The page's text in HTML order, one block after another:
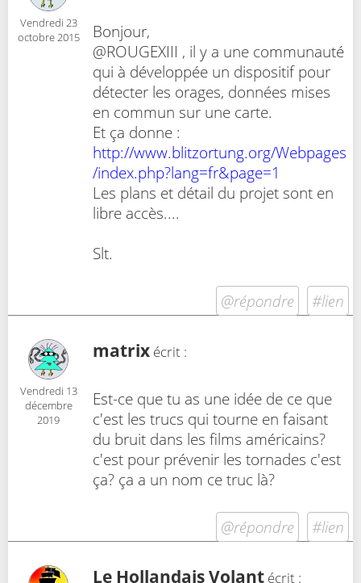
Vendredi 23
octobre 2015
Bonjour,
@ROUGEXIII , il y a une communauté
qui à développée un dispositif pour
détecter les orages, données mises
en commun sur une carte.
Et ça donne :
http://www.blitzortung.org/Webpages
/index.php?lang=fr&page=1
Les plans et détail du projet sont en
libre accès....
Slt.
@répondre #lien
Vendredi 13
décembre
2019
matrix écrit :
Est-ce que tu as une idée de ce que
c'est les trucs qui tourne en faisant
du bruit dans les films américains?
c'est pour prévenir les tornades c'est
ça? ça a un nom ce truc là?
@répondre #lien
Le Hollandais Volant écrit :